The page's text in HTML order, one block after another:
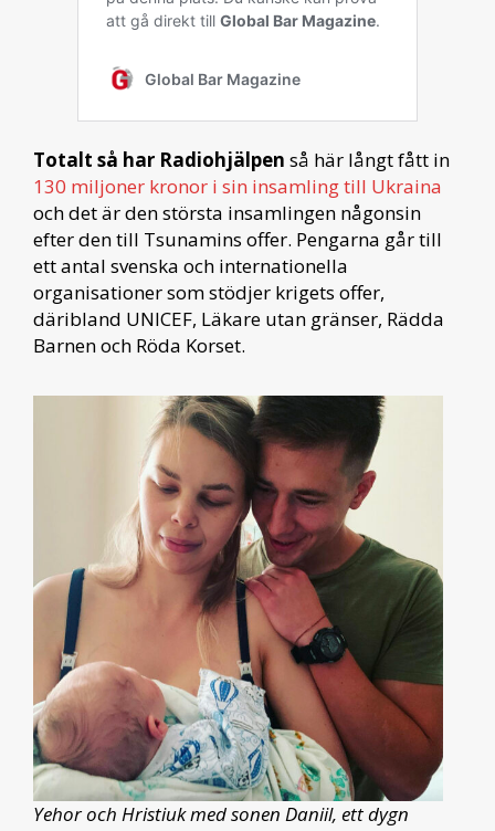
Totalt så har Radiohjälpen så här långt fått in
130 miljoner kronor i sin insamling till Ukraina
och det är den största insamlingen någonsin
efter den till Tsunamins offer. Pengarna går till
ett antal svenska och internationella
organisationer som stödjer krigets offer,
däribland UNICEF, Läkare utan gränser, Rädda
Barnen och Röda Korset.
Yehor och Hristiuk med sonen Daniil, ett dygn